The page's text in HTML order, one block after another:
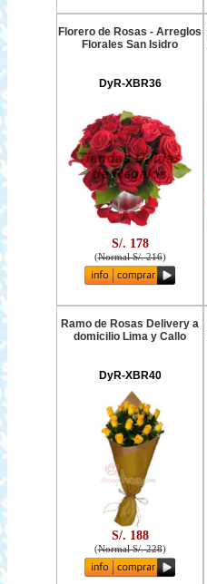
Florero de Rosas - Arreglos
Florales San Isidro
DyR-XBR36
S/. 178
(Normal S/. 216)
Ramo de Rosas Delivery a
domicilio Lima y Callo
DyR-XBR40
S/. 188
(Normal S/. 228)